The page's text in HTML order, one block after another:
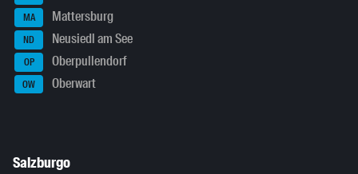
MA Mattersburg
ND Neusiedl am See
OP Oberpullendorf
OW Oberwart
Salzburgo